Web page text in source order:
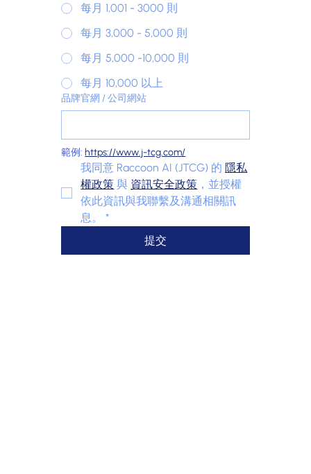
每月 1,001 - 3000 則
每月 3,000 - 5,000 則
每月 5,000 -10,000 則
每月 10,000 以上
品牌官網 / 公司網站
範例: https://www.j-tcg.com/
我同意 Raccoon AI (JTCG) 的 隱私
權政策 與 資訊安全政策 ，並授權
依此資訊與我聯繫及溝通相關訊
息。
*
提交